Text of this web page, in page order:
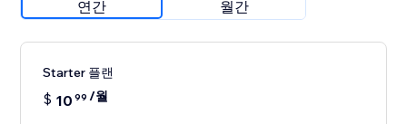
연간 월간
Starter 플랜
$ 10 99 /월